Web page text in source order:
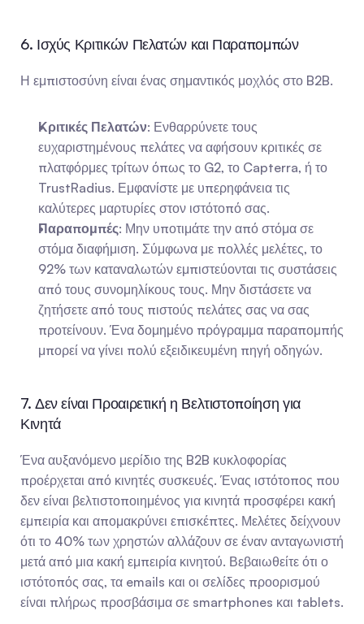
6. Ισχύς Κριτικών Πελατών και Παραπομπών
Η εμπιστοσύνη είναι ένας σημαντικός μοχλός στο B2B.
Κριτικές Πελατών: Ενθαρρύνετε τους
ευχαριστημένους πελάτες να αφήσουν κριτικές σε
πλατφόρμες τρίτων όπως το G2, το Capterra, ή το
TrustRadius. Εμφανίστε με υπερηφάνεια τις
καλύτερες μαρτυρίες στον ιστότοπό σας.
Παραπομπές: Μην υποτιμάτε την από στόμα σε
στόμα διαφήμιση. Σύμφωνα με πολλές μελέτες, το
92% των καταναλωτών εμπιστεύονται τις συστάσεις
από τους συνομηλίκους τους. Μην διστάσετε να
ζητήσετε από τους πιστούς πελάτες σας να σας
προτείνουν. Ένα δομημένο πρόγραμμα παραπομπής
μπορεί να γίνει πολύ εξειδικευμένη πηγή οδηγών.
7. Δεν είναι Προαιρετική η Βελτιστοποίηση για
Κινητά
Ένα αυξανόμενο μερίδιο της B2B κυκλοφορίας
προέρχεται από κινητές συσκευές. Ένας ιστότοπος που
δεν είναι βελτιστοποιημένος για κινητά προσφέρει κακή
εμπειρία και απομακρύνει επισκέπτες. Μελέτες δείχνουν
ότι το 40% των χρηστών αλλάζουν σε έναν ανταγωνιστή
μετά από μια κακή εμπειρία κινητού. Βεβαιωθείτε ότι ο
ιστότοπός σας, τα emails και οι σελίδες προορισμού
είναι πλήρως προσβάσιμα σε smartphones και tablets.